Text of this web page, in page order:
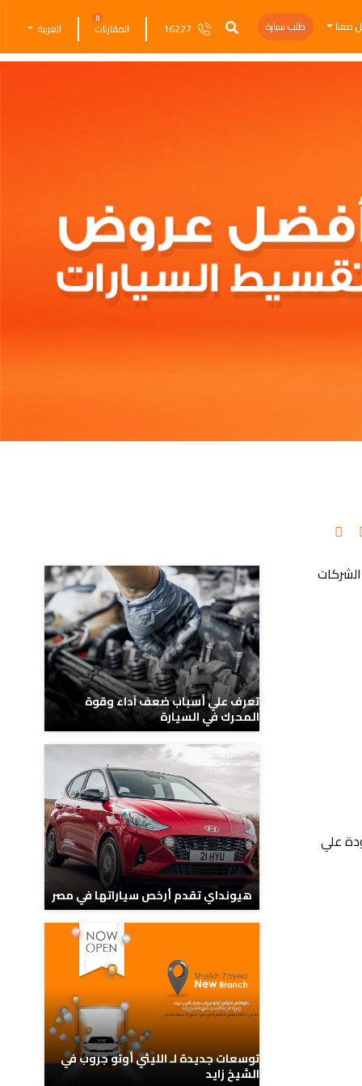
معنا طلب سيارة 16227 المقارنات
0
العربية
علي
تعرف علي أسباب ضعف آداء وقوة
المحرك في السيارة
هيونداي تقدم أرخص سياراتها في مصر
توسعات جديدة لـ الليثي أوتو جروب في
الشيخ زايد